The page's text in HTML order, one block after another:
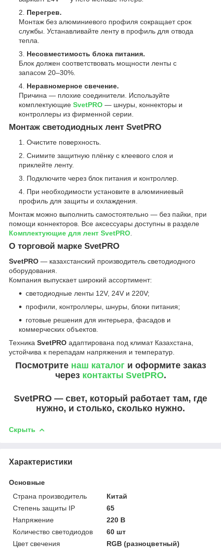
Перегрев.
Монтаж без алюминиевого профиля сокращает срок
службы. Устанавливайте ленту в профиль для отвода
тепла.
Несовместимость блока питания.
Блок должен соответствовать мощности ленты с
запасом 20–30%.
Неравномерное свечение.
Причина — плохие соединители. Используйте
комплектующие SvetPRO — шнуры, коннекторы и
контроллеры из фирменной серии.
Монтаж светодиодных лент SvetPRO
Очистите поверхность.
Снимите защитную плёнку с клеевого слоя и
приклейте ленту.
Подключите через блок питания и контроллер.
При необходимости установите в алюминиевый
профиль для защиты и охлаждения.
Монтаж можно выполнить самостоятельно — без пайки, при
помощи коннекторов. Все аксессуары доступны в разделе
Комплектующие для лент SvetPRO
О торговой марке SvetPRO
SvetPRO — казахстанский производитель светодиодного
оборудования.
Компания выпускает широкий ассортимент:
светодиодные ленты 12V, 24V и 220V;
профили, контроллеры, шнуры, блоки питания;
готовые решения для интерьера, фасадов и
коммерческих объектов.
Техника SvetPRO адаптирована под климат Казахстана,
устойчива к перепадам напряжения и температур.
Посмотрите наш каталог и оформите заказ
через контакты SvetPRO.
SvetPRO — свет, который работает там, где
нужно, и столько, сколько нужно.
Скрыть
Характеристики
Основные
Страна производитель
Китай
Степень защиты IP
65
Напряжение
220 В
Количество светодиодов
60 шт
Цвет свечения
RGB (разноцветный)